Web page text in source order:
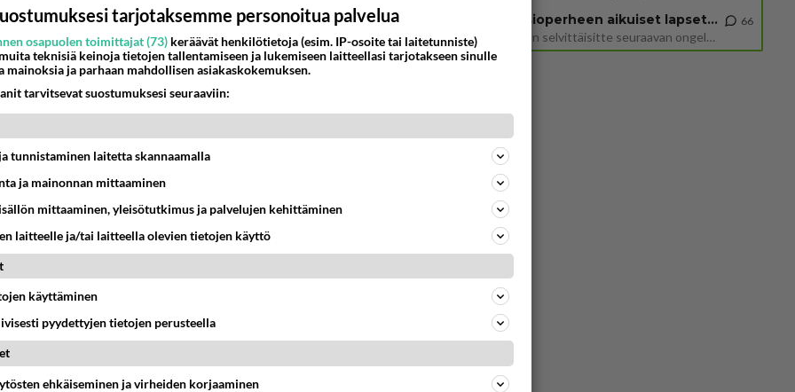
Uusioperheen aikuiset lapset tyhjentää jääkaapin käydessään
Miten selvittäisitte seuraavan ongelman, meillä on uusioperhe, minulla teini-ikäiset lapset ja puolisolla aikuiset, jotk
66
tarjotaksemme personoitua palvelua
osapuolen toimittajat (73) keräävät henkilötietoja (esim. IP-osoite tai laitetunniste)
teknisiä keinoja tietojen tallentamiseen ja lukemiseen laitteellasi tarjotakseen sinulle
ja parhaan mahdollisen asiakaskokemuksen.
tarvitsevat suostumuksesi seuraaviin:
tunnistaminen laitetta skannaamalla
ja mainonnan mittaaminen
mittaaminen, yleisötutkimus ja palvelujen kehittäminen
laitteelle ja/tai laitteella olevien tietojen käyttö
käyttäminen
pyydettyjen tietojen perusteella
ehkäiseminen ja virheiden korjaaminen